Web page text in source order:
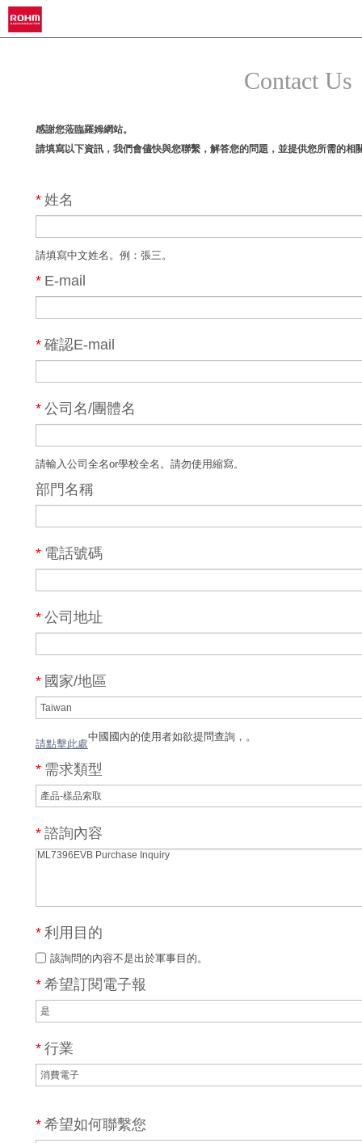
Contact Us
感謝您蒞臨羅姆網站。
請填寫以下資訊，我們會儘快與您聯繫，解答您的問題，並提供您所需的相
* 姓名
請填寫中文姓名。例：張三。
* E-mail
* 確認E-mail
* 公司名/團體名
請輸入公司全名or學校全名。請勿使用縮寫。
部門名稱
* 電話號碼
* 公司地址
* 國家/地區
中國國內的使用者如欲提問查詢，
請點擊此處
。
* 需求類型
* 諮詢內容
* 利用目的
該詢問的內容不是出於軍事目的。
* 希望訂閱電子報
* 行業
* 希望如何聯繫您